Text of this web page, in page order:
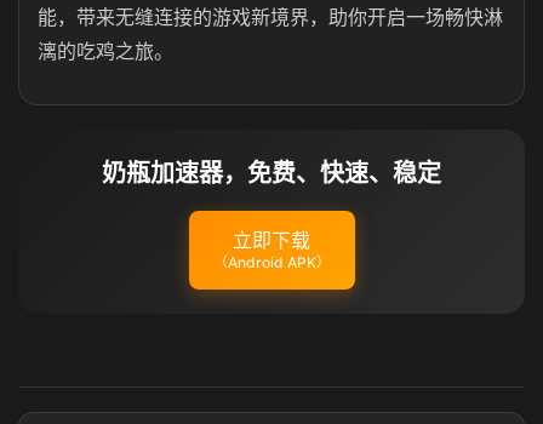
能，带来无缝连接的游戏新境界，助你开启一场畅快淋
漓的吃鸡之旅。
奶瓶加速器，免费、快速、稳定
立即下载
（Android APK）